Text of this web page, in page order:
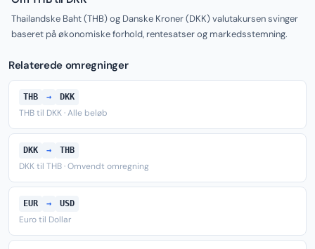
Thailandske Baht (THB) og Danske Kroner (DKK) valutakursen svinger
baseret på økonomiske forhold, rentesatser og markedsstemning.
Relaterede omregninger
THB → DKK
THB til DKK · Alle beløb
DKK → THB
DKK til THB · Omvendt omregning
EUR → USD
Euro til Dollar